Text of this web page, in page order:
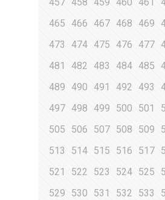
465
466 467 468 469
473
474 475 476 477
481
482 483 484 485
489
490 491 492 493
497 498 499 500 501
505
506 507 508 509
513
514 515 516 517
521
522 523 524 525
529
530 531 532 533